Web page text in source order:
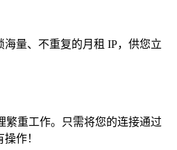
量、不重复的月租 IP，供您立
繁重工作。只需将您的连接通过
作！